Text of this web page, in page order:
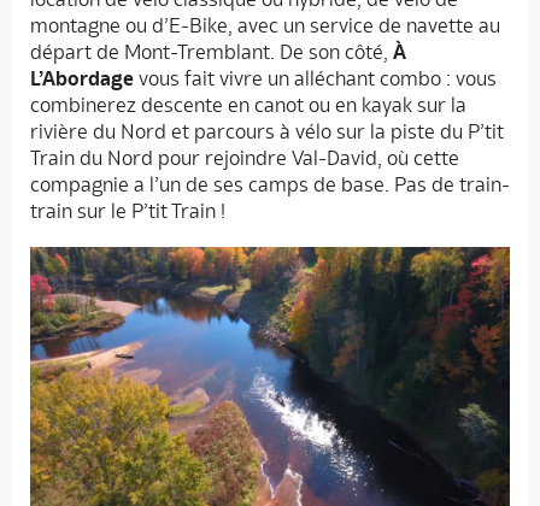
montagne ou d’E-Bike, avec un service de navette au
départ de Mont-Tremblant. De son côté À
L’Abordage vous fait vivre un alléchant combo : vous
combinerez descente en canot ou en kayak sur la
rivière du Nord et parcours à vélo sur la piste du P’tit
Train du Nord pour rejoindre Val-David, où cette
compagnie a l’un de ses camps de base. Pas de train-
train sur le P’tit Train !